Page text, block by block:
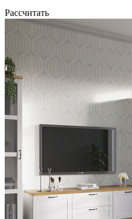
Рассчитать